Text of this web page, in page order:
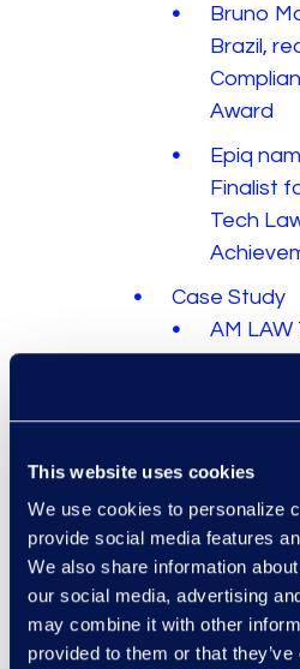
This website uses cookies
We use cookies to personalize
provide social media features
We also share information
our social media, advertising
may combine it with other
provided to them or that
Bruno
Brazil,
Award
Epiq
Finalist
Tech
Case Study
AM LAW
Firm
for AI
Breach
Solution
Review
Dentons